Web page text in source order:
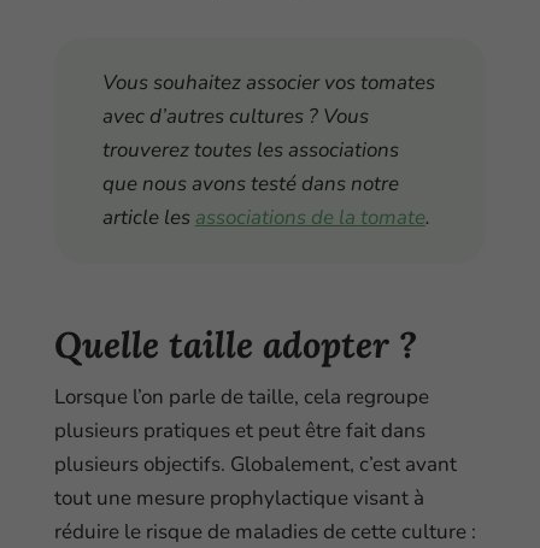
Vous souhaitez associer vos tomates
avec d’autres cultures ? Vous
trouverez toutes les associations
que nous avons testé dans notre
article les associations de la tomate.
Quelle taille adopter ?
Lorsque l’on parle de taille, cela regroupe
plusieurs pratiques et peut être fait dans
plusieurs objectifs. Globalement, c’est avant
tout une mesure prophylactique visant à
réduire le risque de maladies de cette culture :